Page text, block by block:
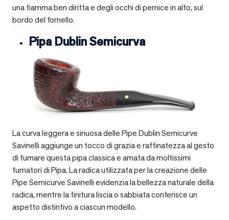
una fiamma ben diritta e degli occhi di pernice in alto, sul
bordo del fornello.
Pipa Dublin Semicurva
La curva leggera e sinuosa delle Pipe Dublin Semicurve
Savinelli aggiunge un tocco di grazia e raffinatezza al gesto
di fumare questa pipa classica e amata da moltissimi
fumatori di Pipa. La radica utilizzata per la creazione delle
Pipe Semicurve Savinelli evidenzia la bellezza naturale della
radica, mentre la finitura liscia o sabbiata conferisce un
aspetto distintivo a ciascun modello.